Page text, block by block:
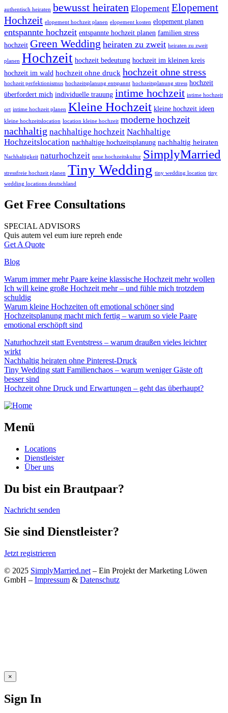
authentisch heiraten bewusst heiraten Elopement Elopement
Hochzeit elopement hochzeit planen elopement kosten elopement planen
entspannte hochzeit entspannte hochzeit planen familien stress
hochzeit Green Wedding heiraten zu zweit heiraten zu zweit
planen Hochzeit hochzeit bedeutung hochzeit im kleinen kreis
hochzeit im wald hochzeit ohne druck hochzeit ohne stress
hochzeit perfektionismus hochzeitsplanung entspannt hochzeitsplanung stress hochzeit
überfordert mich individuelle trauung intime hochzeit intime hochzeit
ort intime hochzeit planen Kleine Hochzeit kleine hochzeit ideen
kleine hochzeitslocation location kleine hochzeit moderne hochzeit
nachhaltig nachhaltige hochzeit Nachhaltige
Hochzeitslocation nachhaltige hochzeitsplanung nachhaltig heiraten
Nachhaltigkeit naturhochzeit neue hochzeitskultur SimplyMarried
stressfreie hochzeit planen Tiny Wedding tiny wedding location tiny
wedding locations deutschland
Get Free Consultations
SPECIAL ADVISORS
Quis autem vel eum iure repreh ende
Get A Quote
Blog
Warum immer mehr Paare keine klassische Hochzeit mehr wollen
Ich will keine große Hochzeit mehr – und fühle mich trotzdem
schuldig
Warum kleine Hochzeiten oft emotional schöner sind
Hochzeitsplanung macht mich fertig – warum so viele Paare
emotional erschöpft sind
Naturhochzeit statt Eventstress – warum draußen vieles leichter
wirkt
Nachhaltig heiraten ohne Pinterest-Druck
Tiny Wedding statt Familienchaos – warum weniger Gäste oft
besser sind
Hochzeit ohne Druck und Erwartungen – geht das überhaupt?
Menü
Locations
Dienstleister
Über uns
Du bist ein Brautpaar?
Nachricht senden
Sie sind Dienstleister?
Jetzt registrieren
© 2025 SimplyMarried.net – Ein Projekt der Marketing Löwen
GmbH – Impressum & Datenschutz
×
Sign In